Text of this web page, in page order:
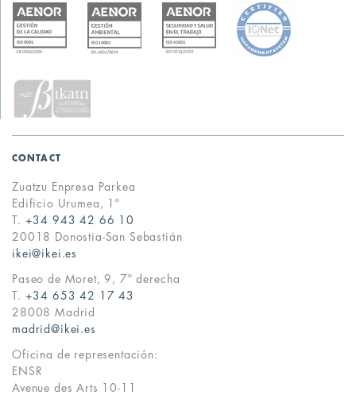
CONTACT
Zuatzu Enpresa Parkea
Edificio Urumea, 1º
T.
+34 943 42 66 10
20018 Donostia-San Sebastián
ikei@ikei.es
Paseo de Moret, 9, 7º derecha
T.
+34 653 42 17 43
28008 Madrid
madrid@ikei.es
Oficina de representación:
ENSR
Avenue des Arts 10-11